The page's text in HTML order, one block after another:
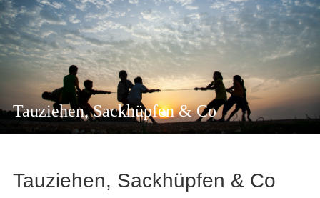
Tauziehen, Sackhüpfen & Co
Tauziehen, Sackhüpfen & Co